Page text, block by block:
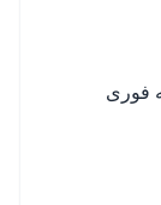
فوری